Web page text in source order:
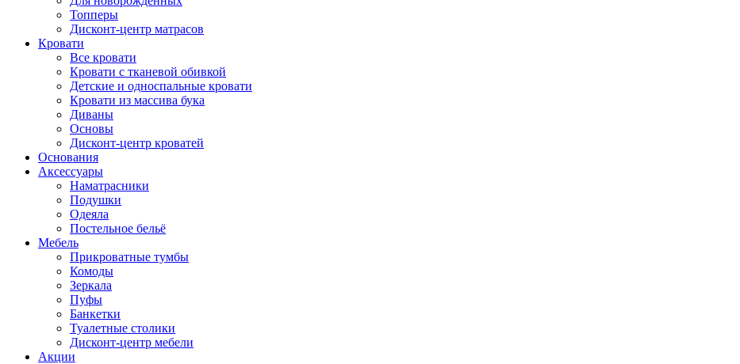
Топперы
Дисконт-центр матрасов
Кровати
Все кровати
Кровати с тканевой обивкой
Детские и односпальные кровати
Кровати из массива бука
Диваны
Основы
Дисконт-центр кроватей
Основания
Аксессуары
Наматрасники
Подушки
Одеяла
Постельное бельё
Мебель
Прикроватные тумбы
Комоды
Зеркала
Пуфы
Банкетки
Туалетные столики
Дисконт-центр мебели
Акции